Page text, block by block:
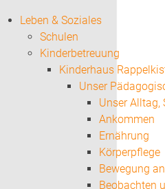
Leben & Soziales
Schulen
Kinderbetreuung
Kinderhaus
Unser
Unser Alltag,
Ankommen
Ernährung
Körperpflege
Bewegung
Beobachten